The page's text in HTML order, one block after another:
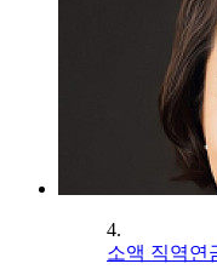
4.
소액 직역연